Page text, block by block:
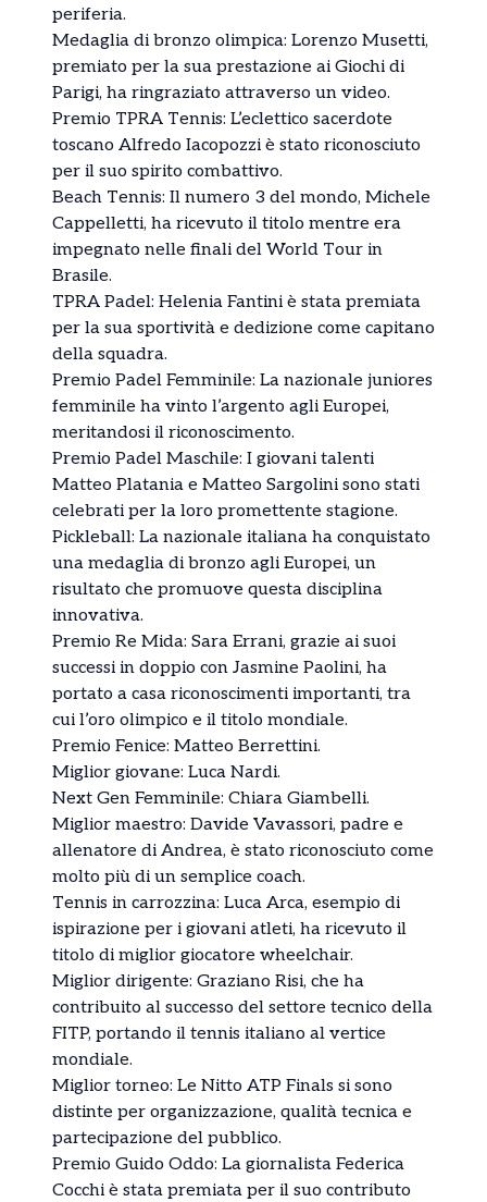
periferia.
Medaglia di bronzo olimpica: Lorenzo Musetti,
premiato per la sua prestazione ai Giochi di
Parigi, ha ringraziato attraverso un video.
Premio TPRA Tennis: L’eclettico sacerdote
toscano Alfredo Iacopozzi è stato riconosciuto
per il suo spirito combattivo.
Beach Tennis: Il numero 3 del mondo, Michele
Cappelletti, ha ricevuto il titolo mentre era
impegnato nelle finali del World Tour in
Brasile.
TPRA Padel: Helenia Fantini è stata premiata
per la sua sportività e dedizione come capitano
della squadra.
Premio Padel Femminile: La nazionale juniores
femminile ha vinto l’argento agli Europei,
meritandosi il riconoscimento.
Premio Padel Maschile: I giovani talenti
Matteo Platania e Matteo Sargolini sono stati
celebrati per la loro promettente stagione.
Pickleball: La nazionale italiana ha conquistato
una medaglia di bronzo agli Europei, un
risultato che promuove questa disciplina
innovativa.
Premio Re Mida: Sara Errani, grazie ai suoi
successi in doppio con Jasmine Paolini, ha
portato a casa riconoscimenti importanti, tra
cui l’oro olimpico e il titolo mondiale.
Premio Fenice: Matteo Berrettini.
Miglior giovane: Luca Nardi.
Next Gen Femminile: Chiara Giambelli.
Miglior maestro: Davide Vavassori, padre e
allenatore di Andrea, è stato riconosciuto come
molto più di un semplice coach.
Tennis in carrozzina: Luca Arca, esempio di
ispirazione per i giovani atleti, ha ricevuto il
titolo di miglior giocatore wheelchair.
Miglior dirigente: Graziano Risi, che ha
contribuito al successo del settore tecnico della
FITP, portando il tennis italiano al vertice
mondiale.
Miglior torneo: Le Nitto ATP Finals si sono
distinte per organizzazione, qualità tecnica e
partecipazione del pubblico.
Premio Guido Oddo: La giornalista Federica
Cocchi è stata premiata per il suo contributo